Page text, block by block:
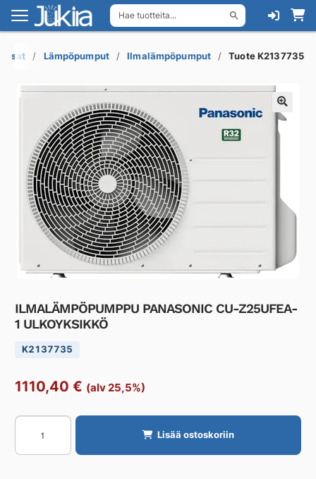
Hae tuotteita...
Siirry
navigointiin
Siirry
sisältöön
Lämpöpumput Ilmalämpöpumput Tuote K2137735
ILMALÄMPÖPUMPPU PANASONIC CU-Z25UFEA-
1 ULKOYKSIKKÖ
K2137735
1110,40 € (alv 25,5%)
ILMALÄMPÖPUMPPU
PANASONIC
CU-
Lisää ostoskoriin